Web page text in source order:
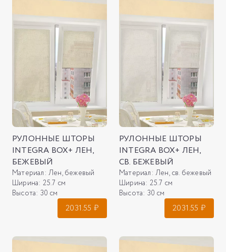
РУЛОННЫЕ ШТОРЫ
INTEGRA BOX+ ЛЕН,
БЕЖЕВЫЙ
Материал: Лен, бежевый
Ширина: 25.7 см
Высота: 30 см
2031.55 ₽
РУЛОННЫЕ ШТОРЫ
INTEGRA BOX+ ЛЕН,
СВ. БЕЖЕВЫЙ
Материал: Лен, св. бежевый
Ширина: 25.7 см
Высота: 30 см
2031.55 ₽